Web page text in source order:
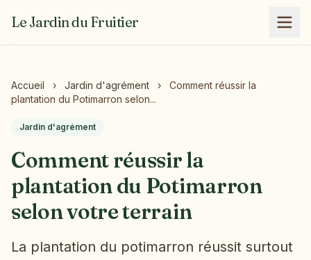
Le Jardin du Fruitier
Accueil › Jardin d'agrément ›
Comment réussir la
plantation du Potimarron selon...
Jardin d'agrément
Comment réussir la
plantation du Potimarron
selon votre terrain
La plantation du potimarron réussit surtout